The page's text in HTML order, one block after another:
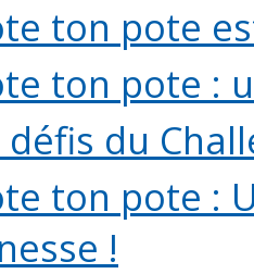
ton pote
ton pote :
défis du
ton pote :
!